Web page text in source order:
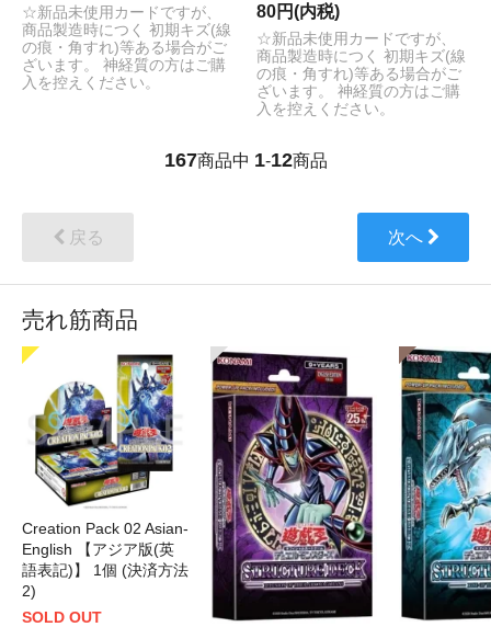
☆新品未使用カードですが、
商品製造時につく 初期キズ(線
の痕・角すれ)等ある場合がご
ざいます。 神経質の方はご購
入を控えください。
80円(内税)
☆新品未使用カードですが、
商品製造時につく 初期キズ(線
の痕・角すれ)等ある場合がご
ざいます。 神経質の方はご購
入を控えください。
167商品中 1-12商品
戻る 次へ
売れ筋商品
Creation Pack 02 Asian-
English 【アジア版(英
語表記)】 1個 (決済方法
2)
SOLD OUT